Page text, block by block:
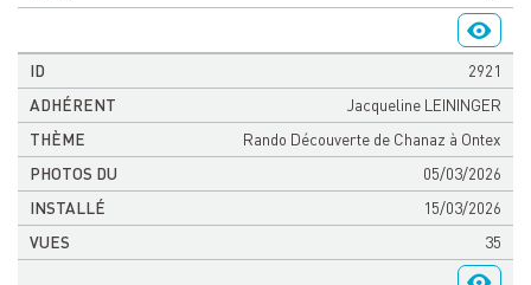
2921
Jacqueline LEININGER
Rando Découverte de Chanaz à Ontex
05/03/2026
15/03/2026
35